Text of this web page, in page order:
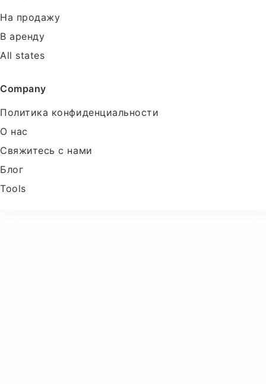
На продажу
В аренду
All states
Company
Политика конфиденциальности
О нас
Свяжитесь с нами
Блог
Tools